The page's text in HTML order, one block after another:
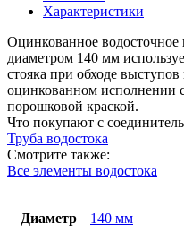
окраска
RAL
(порошок)
Характеристики
Оцинкованное
диаметром 140 мм
стояка при обходе
оцинкованном
порошковой краской.
Что покупают с
Труба водостока
Смотрите также:
Все элементы водостока
Диаметр 140 мм